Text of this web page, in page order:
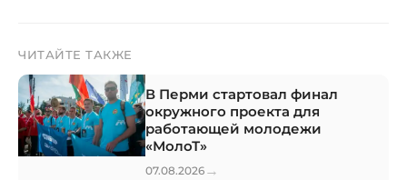
ЧИТАЙТЕ ТАКЖЕ
В Перми стартовал финал
окружного проекта для
работающей молодежи
«МолоТ»
07.08.2026 →